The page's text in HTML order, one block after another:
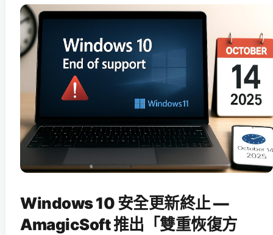
Windows 10 安全更新終止 —
AmagicSoft 推出「雙重恢復方